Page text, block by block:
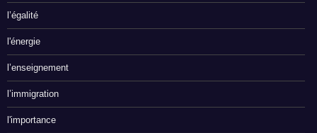
l’égalité
l'énergie
l’enseignement
l’immigration
l'importance